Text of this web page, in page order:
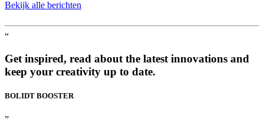
Bekijk alle berichten
“
Get inspired, read about the latest innovations and
keep your creativity up to date.
BOLIDT BOOSTER